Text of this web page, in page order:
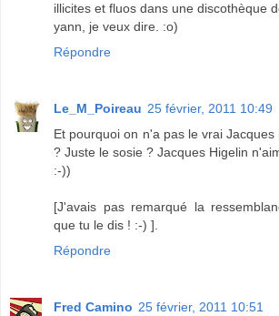
illicites et fluos dans une discothèque
yann, je veux dire. :o)
Répondre
Le_M_Poireau 25 février, 2011 10:49
Et pourquoi on n'a pas le vrai Jacques
? Juste le sosie ? Jacques Higelin
:-))
[J'avais pas remarqué la
que tu le dis ! :-) ].
Répondre
Fred Camino 25 février, 2011 10:51